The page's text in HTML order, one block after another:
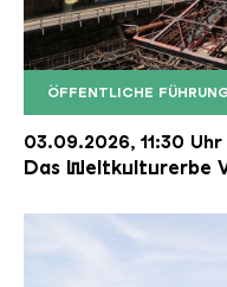
ÖFFENTLICHE
Der
Copyright:
03.09.2026, 11:30 Uhr
Das Weltkulturerbe